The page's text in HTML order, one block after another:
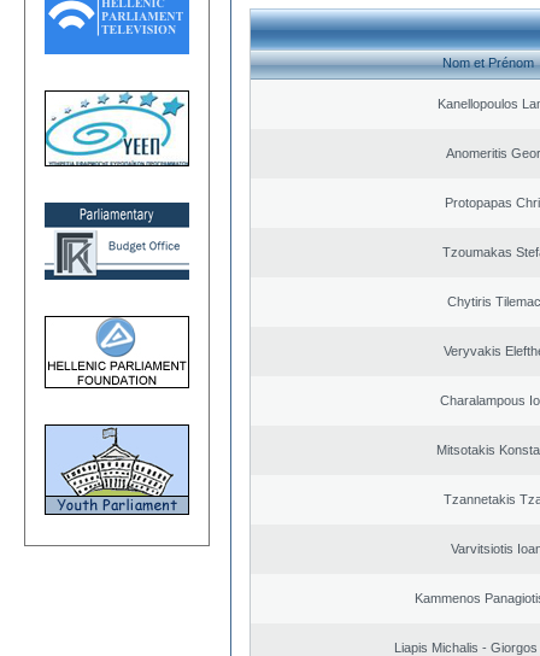
Nom et Prénom
Kanellopoulos
Anomeritis
Protopapas
Tzoumakas
Chytiris
Veryvakis
Charalampous
Mitsotakis
Tzannetakis
Varvitsiotis
Kammenos
Liapis Michalis -